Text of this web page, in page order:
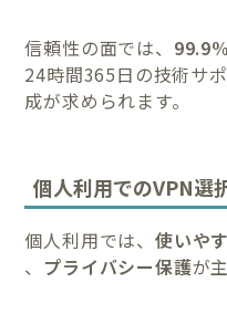
信頼性の面では、
24時間365日の技術サ
成が求められます。
個人利用でのVPN選
個人利用では、使いや
、 プライバシー保護が